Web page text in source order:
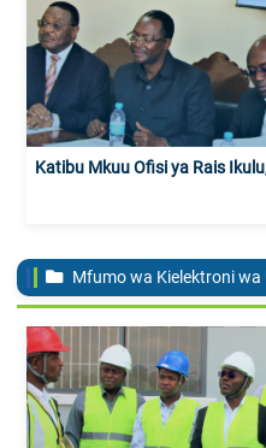
Katibu Mkuu Ofisi ya Rais
Mfumo wa Kielektroni wa